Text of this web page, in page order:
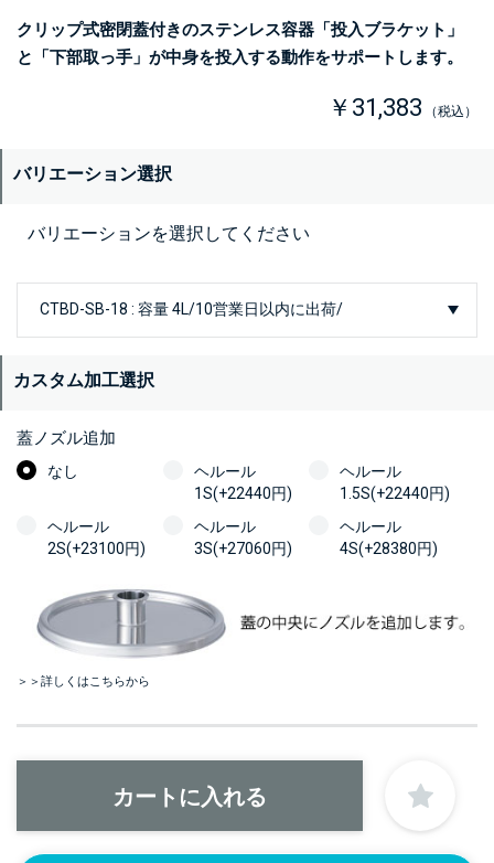
クリップ式密閉蓋付きのステンレス容器「投入ブラケット」
と「下部取っ手」が中身を投入する動作をサポートします。
￥31,383 （税込）
バリエーション選択
バリエーションを選択してください
カスタム加工選択
蓋ノズル追加
なし
ヘルール
1S(+22440円)
ヘルール
1.5S(+22440円)
ヘルール
2S(+23100円)
ヘルール
3S(+27060円)
ヘルール
4S(+28380円)
＞＞詳しくはこちらから